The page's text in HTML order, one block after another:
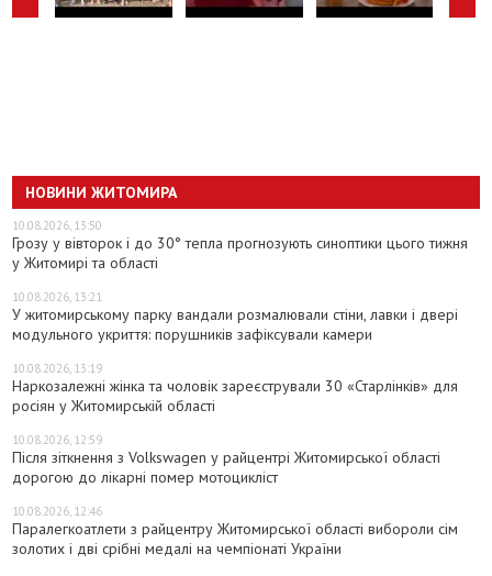
НОВИНИ ЖИТОМИРА
10.08.2026, 13:50
Грозу у вівторок і до 30° тепла прогнозують синоптики цього тижня
у Житомирі та області
10.08.2026, 13:21
У житомирському парку вандали розмалювали стіни, лавки і двері
модульного укриття: порушників зафіксували камери
10.08.2026, 13:19
Наркозалежні жінка та чоловік зареєстрували 30 «Старлінків» для
росіян у Житомирській області
10.08.2026, 12:59
Після зіткнення з Volkswagen у райцентрі Житомирської області
дорогою до лікарні помер мотоцикліст
10.08.2026, 12:46
Паралегкоатлети з райцентру Житомирської області вибороли сім
золотих і дві срібні медалі на чемпіонаті України